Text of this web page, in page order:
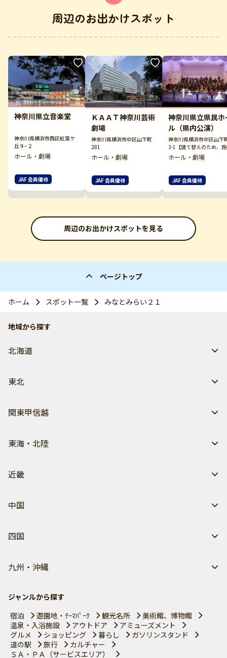
周辺のお出かけスポット
神奈川県立音楽堂
神奈川県横浜市西区紅葉ケ
丘９−２
ホール・劇場
JAF 会員優待
ＫＡＡＴ神奈川芸術
劇場
神奈川県横浜市中区山下町
281
ホール・劇場
JAF 会員優待
神奈川県立県民ホ
ル（県内公演）
神奈川県横浜市中区山下
3-1【建て替えのため、
内には入れません】
ホール・劇場
JAF 会員優待
周辺のお出かけスポットを見る
ページトップ
ホーム スポット一覧 みなとみらい２１
地域から探す
北海道
東北
関東甲信越
東海・北陸
近畿
中国
四国
九州・沖縄
ジャンルから探す
宿泊
遊園地・ﾃｰﾏﾊﾟｰｸ 観光名所
美術館、博物館
温泉・入浴施設
アウトドア
アミューズメント
グルメ
ショッピング 暮らし
ガソリンスタンド
道の駅
旅行
カルチャー
ＳＡ・ＰＡ（サービスエリア）